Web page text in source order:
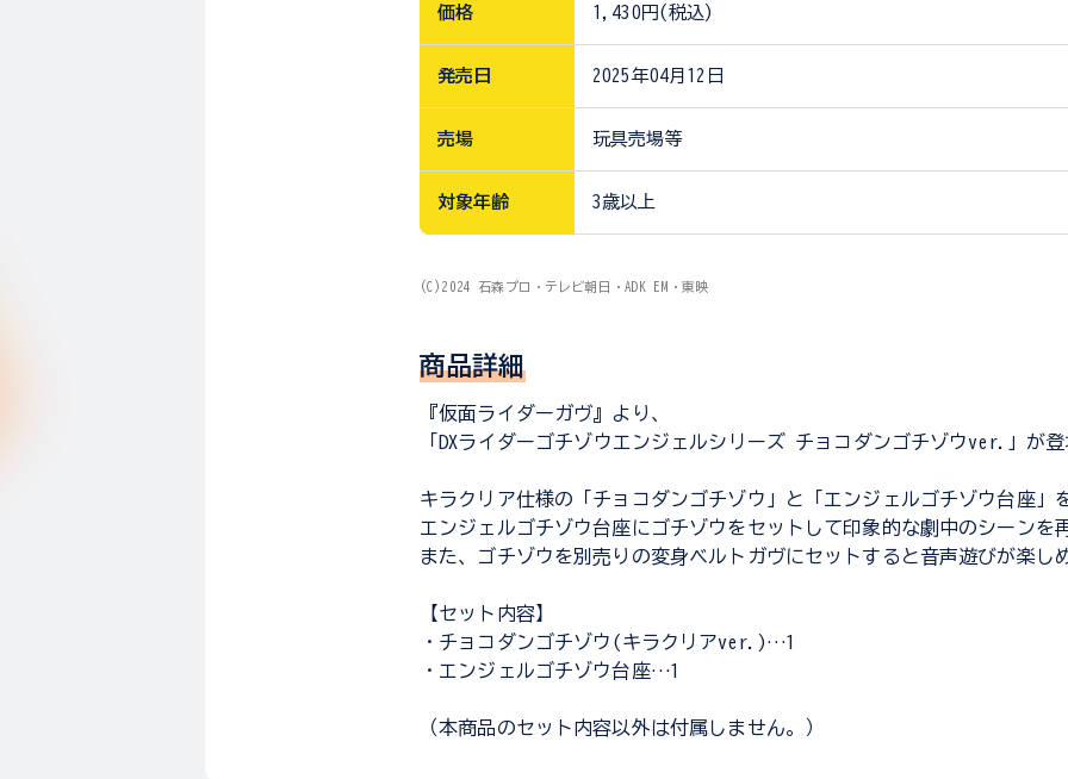
価格 1,430円(税込)
発売日 2025年04月12日
売場 玩具売場等
対象年齢 3歳以上
(C)2024 石森プロ・テレビ朝日・ADK EM・東映
商品詳細
『仮面ライダーガヴ』より、
「DXライダーゴチゾウエンジェルシリーズ チョコダンゴチゾウver.」が
キラクリア仕様の「チョコダンゴチゾウ」と「エンジェルゴチゾウ台座」
エンジェルゴチゾウ台座にゴチゾウをセットして印象的な劇中のシーンを
また、ゴチゾウを別売りの変身ベルトガヴにセットすると音声遊びが楽し
【セット内容】
・チョコダンゴチゾウ(キラクリアver.)…1
・エンジェルゴチゾウ台座…1
（本商品のセット内容以外は付属しません。）